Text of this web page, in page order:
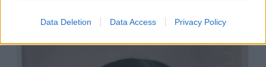
Data Deletion Data Access Privacy Policy